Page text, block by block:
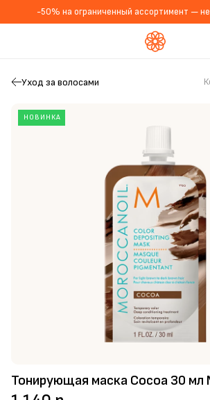
-50% на ограниченный ассортимент —
Уход за волосами
НОВИНКА
Тонирующая маска Cocoa 30 мл